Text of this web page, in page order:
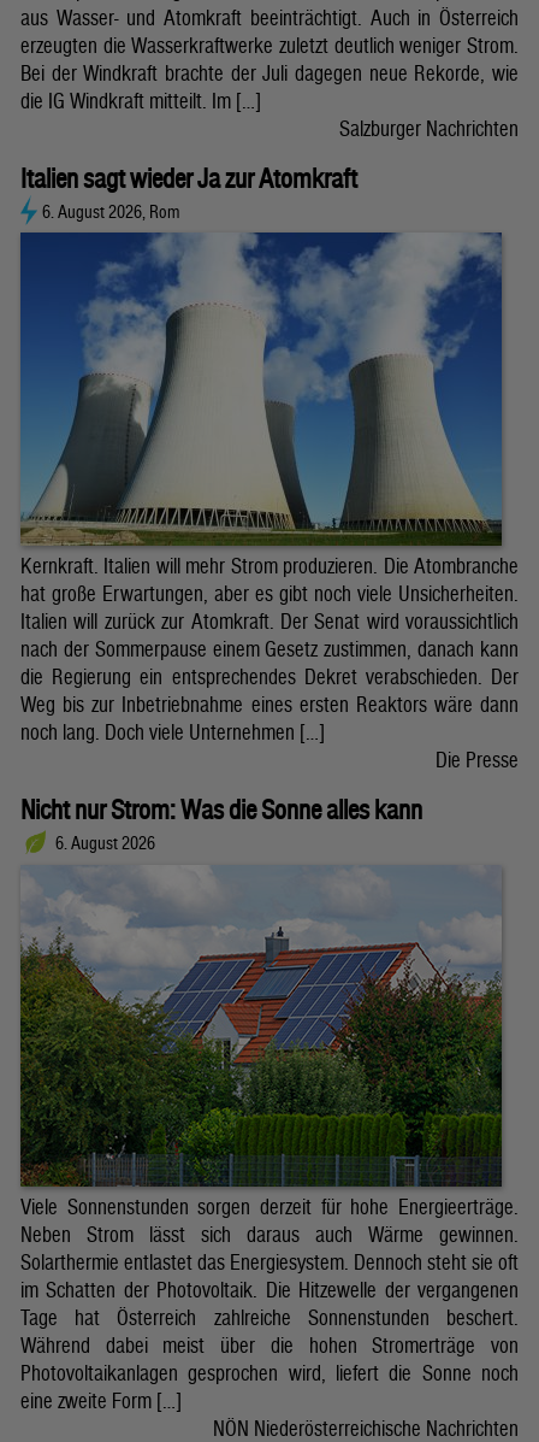
aus Wasser- und Atomkraft beeinträchtigt. Auch in Österreich
erzeugten die Wasserkraftwerke zuletzt deutlich weniger Strom.
Bei der Windkraft brachte der Juli dagegen neue Rekorde, wie
die IG Windkraft mitteilt. Im […]
Salzburger Nachrichten
Italien sagt wieder Ja zur Atomkraft
6. August 2026, Rom
Kernkraft. Italien will mehr Strom produzieren. Die Atombranche
hat große Erwartungen, aber es gibt noch viele Unsicherheiten.
Italien will zurück zur Atomkraft. Der Senat wird voraussichtlich
nach der Sommerpause einem Gesetz zustimmen, danach kann
die Regierung ein entsprechendes Dekret verabschieden. Der
Weg bis zur Inbetriebnahme eines ersten Reaktors wäre dann
noch lang. Doch viele Unternehmen […]
Die Presse
Nicht nur Strom: Was die Sonne alles kann
6. August 2026
Viele Sonnenstunden sorgen derzeit für hohe Energieerträge.
Neben Strom lässt sich daraus auch Wärme gewinnen.
Solarthermie entlastet das Energiesystem. Dennoch steht sie oft
im Schatten der Photovoltaik. Die Hitzewelle der vergangenen
Tage hat Österreich zahlreiche Sonnenstunden beschert.
Während dabei meist über die hohen Stromerträge von
Photovoltaikanlagen gesprochen wird, liefert die Sonne noch
eine zweite Form […]
NÖN Niederösterreichische Nachrichten